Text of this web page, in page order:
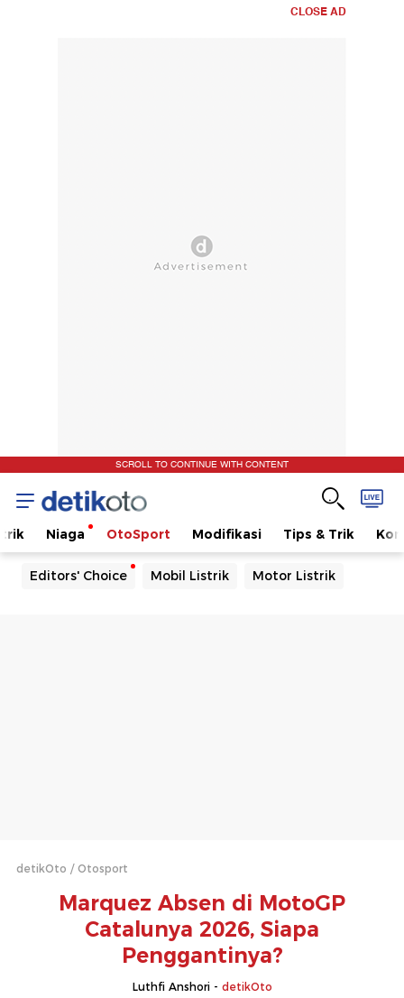
CLOSE AD
SCROLL TO CONTINUE WITH CONTENT
Niaga OtoSport Modifikasi Tips & Trik
Editors' Choice Mobil Listrik Motor Listrik
detikOto Otosport
Marquez Absen di MotoGP
Catalunya 2026, Siapa
Penggantinya?
Luthfi Anshori - detikOto